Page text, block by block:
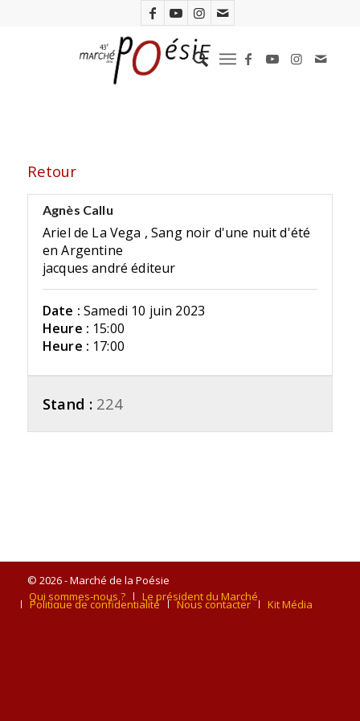
Retour
Agnès Callu
Ariel de La Vega , Sang noir d'une nuit d'été
en Argentine
jacques andré éditeur
Date : Samedi 10 juin 2023
Heure : 15:00
Heure : 17:00
Stand : 224
© 2026 - Marché de la Poésie
Qui sommes-nous ?
Le président du Marché
Politique de confidentialité Nous contacter Kit Média